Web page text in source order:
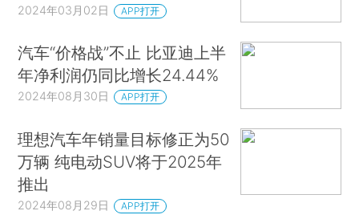
2024年03月02日 APP打开
汽车“价格战”不止 比亚迪上半
年净利润仍同比增长24.44%
2024年08月30日 APP打开
理想汽车年销量目标修正为50
万辆 纯电动SUV将于2025年
推出
2024年08月29日 APP打开